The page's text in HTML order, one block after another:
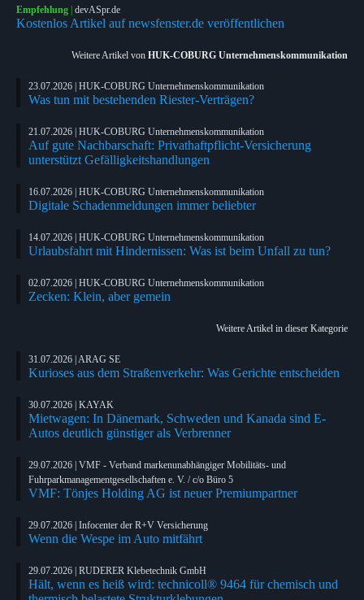
Empfehlung | devASpr.de
Kostenlos Artikel auf newsfenster.de veröffentlichen
Weitere Artikel von HUK-COBURG Unternehmenskommunikation
23.07.2026 | HUK-COBURG Unternehmenskommunikation
Was tun mit bestehenden Riester-Verträgen?
21.07.2026 | HUK-COBURG Unternehmenskommunikation
Auf gute Nachbarschaft: Privathaftpflicht-Versicherung
unterstützt Gefälligkeitshandlungen
16.07.2026 | HUK-COBURG Unternehmenskommunikation
Digitale Schadenmeldungen immer beliebter
14.07.2026 | HUK-COBURG Unternehmenskommunikation
Urlaubsfahrt mit Hindernissen: Was ist beim Unfall zu tun?
02.07.2026 | HUK-COBURG Unternehmenskommunikation
Zecken: Klein, aber gemein
Weitere Artikel in dieser Kategorie
31.07.2026 | ARAG SE
Kurioses aus dem Straßenverkehr: Was Gerichte entscheiden
30.07.2026 | KAYAK
Mietwagen: In Dänemark, Schweden und Kanada sind E-
Autos deutlich günstiger als Verbrenner
29.07.2026 | VMF - Verband markenunabhängiger Mobilitäts- und
Fuhrparkmanagementgesellschaften e. V. / c/o Büro 5
VMF: Tönjes Holding AG ist neuer Premiumpartner
29.07.2026 | Infocenter der R+V Versicherung
Wenn die Wespe im Auto mitfährt
29.07.2026 | RUDERER Klebetechnik GmbH
Hält, wenn es heiß wird: technicoll® 9464 für chemisch und